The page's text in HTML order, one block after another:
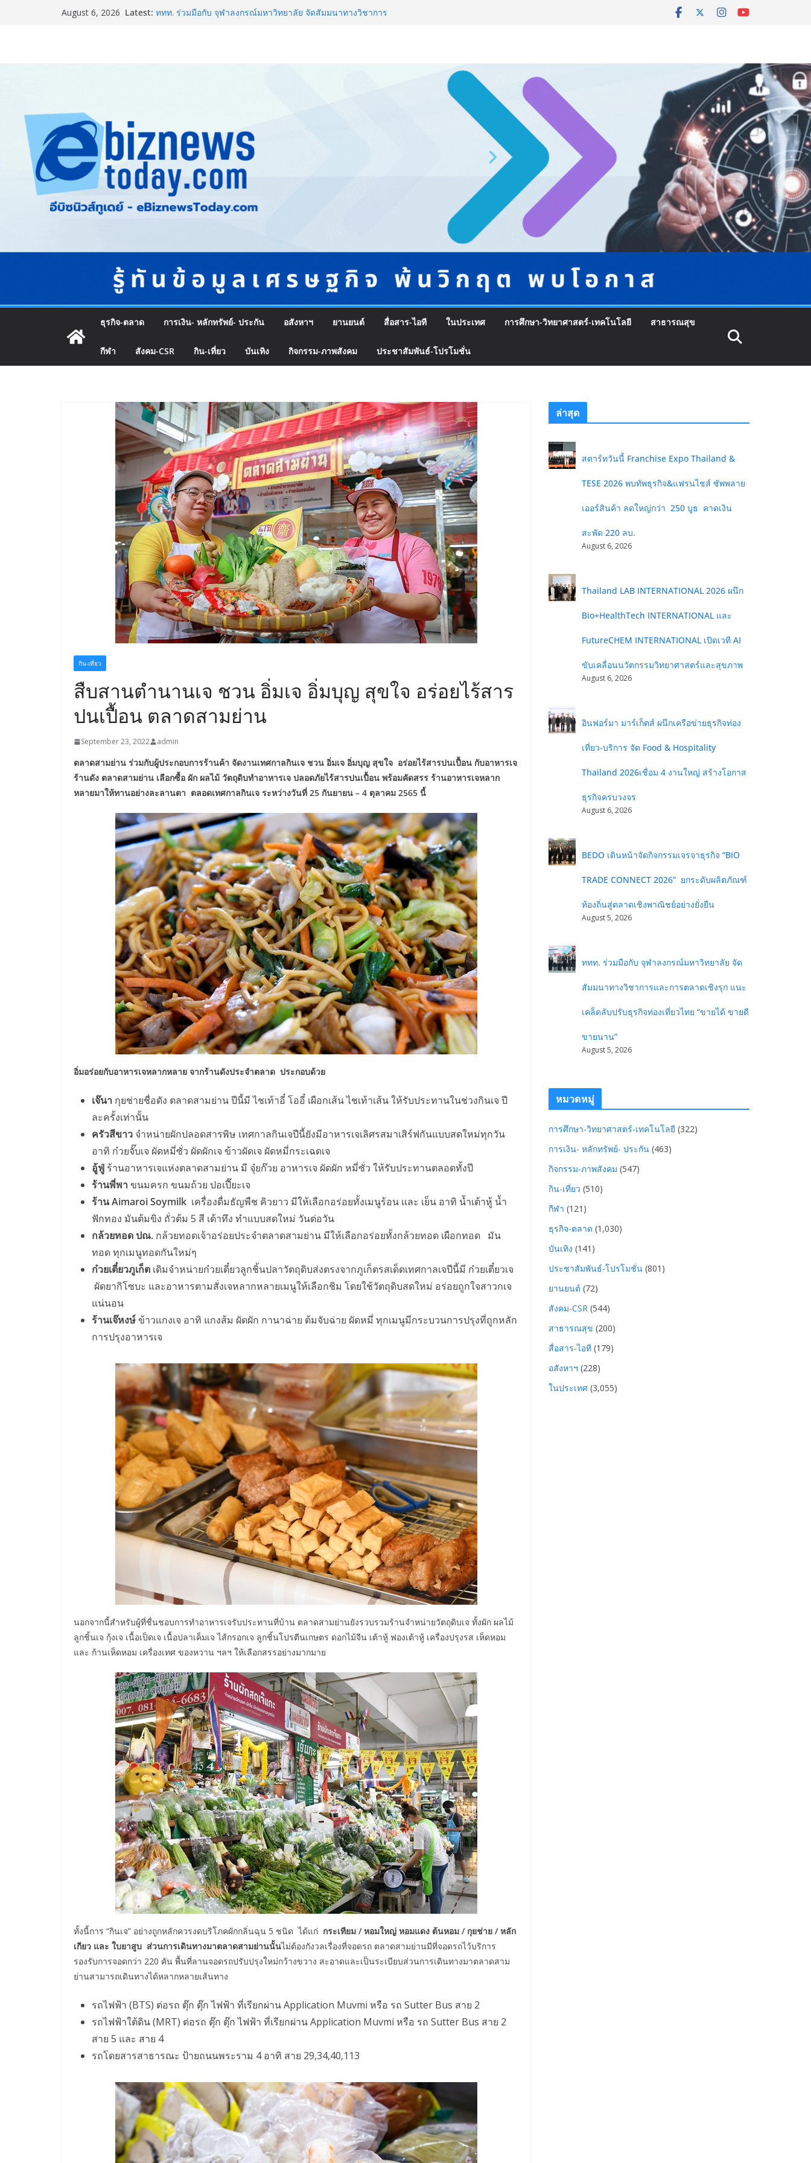
August 6, 2026 Latest: ททท. ร่วมมือกับ จุฬาลงกรณ์มหาวิทยาลัย จัดสัมมนาทางวิชาการ
& Hospitality Thailand 2026เชื่อม 4 งานใหญ่ สร้างโอกาสธุรกิจ
ครบวงจร
BEDO เดินหน้าจัดกิจกรรมเจรจาธุรกิจ “BIO TRADE CONNECT
2026” ยกระดับผลิตภัณฑ์ท้องถิ่นสู่ตลาดเชิงพาณิชย์อย่างยั่งยืน
ธุรกิจ-ตลาด การเงิน- หลักทรัพย์- ประกัน อสังหาฯ ยานยนต์ สื่อสาร-ไอที ในประเทศ การศึกษา-วิทยาศาสตร์-เทคโนโลยี สาธารณสุข
กีฬา สังคม-CSR กิน-เที่ยว บันเทิง กิจกรรม-ภาพสังคม ประชาสัมพันธ์-โปรโมชั่น
กิน-เที่ยว
สืบสานตำนานเจ ชวน อิ่มเจ อิ่มบุญ สุขใจ อร่อยไร้สาร
ปนเปื้อน ตลาดสามย่าน
September 23, 2022 admin
ตลาดสามย่าน ร่วมกับผู้ประกอบการร้านค้า จัดงานเทศกาลกินเจ ชวน อิ่มเจ อิ่มบุญ สุขใจ อร่อยไร้สารปนเปื้อน กับอาหารเจ
ร้านดัง ตลาดสามย่าน เลือกซื้อ ผัก ผลไม้ วัตถุดิบทำอาหารเจ ปลอดภัยไร้สารปนเปื้อน พร้อมคัดสรร ร้านอาหารเจหลาก
หลายมาให้ทานอย่างละลานตา ตลอดเทศกาลกินเจ ระหว่างวันที่ 25 กันยายน – 4 ตุลาคม 2565 นี้
อิ่มอร่อยกับอาหารเจหลากหลาย จากร้านดังประจำตลาด ประกอบด้วย
เจ๊นา กุยช่ายชื่อดัง ตลาดสามย่าน ปีนี้มี ไชเท้าอี๋ โออี๋ เผือกเส้น ไชเท้าเส้น ให้รับประทานในช่วงกินเจ ปี
ละครั้งเท่านั้น
ครัวสีขาว จำหน่ายผักปลอดสารพิษ เทศกาลกินเจปีนี้ยังมีอาหารเจเลิศรสมาเสิร์ฟกันแบบสดใหม่ทุกวัน
อาทิ ก๋วยจั๊บเจ ผัดหมี่ซั่ว ผัดผักเจ ข้าวผัดเจ ผัดหมี่กระเฉดเจ
อู้ฟู่ ร้านอาหารเจแห่งตลาดสามย่าน มี จุ๋ยก๊วย อาหารเจ ผัดผัก หมี่ซั่ว ให้รับประทานตลอดทั้งปี
ร้านพี่พา ขนมครก ขนมถ้วย ปอเปี๊ยะเจ
ร้านAimaroi Soymilk เครื่องดื่มธัญพืช คิวยาว มีให้เลือกอร่อยทั้งเมนูร้อน และ เย็น อาทิ น้ำเต้าหู้ น้ำ
ฟักทอง มันต้มขิง ถั่วต้ม 5 สี เต้าทึง ทำแบบสดใหม่ วันต่อวัน
กล้วยทอด ปณ. กล้วยทอดเจ้าอร่อยประจำตลาดสามย่าน มีให้เลือกอร่อยทั้งกล้วยทอด เผือกทอด มัน
ทอด ทุกเมนูทอดกันใหม่ๆ
ก๋วยเตี๋ยวภูเก็ต เดิมจำหน่ายก๋วยเตี๋ยวลูกชิ้นปลาวัตถุดิบส่งตรงจากภูเก็ตรสเด็ดเทศกาลเจปีนี้มี ก๋วยเตี๋ยวเจ
ผัดยากิโซบะ และอาหารตามสั่งเจหลากหลายเมนูให้เลือกชิม โดยใช้วัตถุดิบสดใหม่ อร่อยถูกใจสาวกเจ
แน่นอน
ร้านเจ๊หงษ์ข้าวแกงเจ อาทิ แกงส้ม ผัดผัก กานาฉ่าย ต้มจับฉ่าย ผัดหมี่ ทุกเมนูมีกระบวนการปรุงที่ถูกหลัก
การปรุงอาหารเจ
นอกจากนี้สำหรับผู้ที่ชื่นชอบการทำอาหารเจรับประทานที่บ้าน ตลาดสามย่านยังรวบรวมร้านจำหน่ายวัตถุดิบเจ ทั้งผัก ผลไม้
ลูกชิ้นเจ กุ้งเจ เนื้อเป็ดเจ เนื้อปลาเค็มเจ ไส้กรอกเจ ลูกชิ้นโปรตีนเกษตร ดอกไม้จีน เต้าหู้ ฟองเต้าหู้ เครื่องปรุงรส เห็ดหอม
และ ก้านเห็ดหอม เครื่องเทศ ของหวาน ฯลฯ ให้เลือกสรรอย่างมากมาย
ทั้งนี้การ “กินเจ” อย่างถูกหลักควรงดบริโภคผักกลิ่นฉุน 5 ชนิด ได้แก่ กระเทียม / หอมใหญ่ หอมแดง ต้นหอม / กุยช่าย / หลัก
เกียว และ ใบยาสูบ ส่วนการเดินทางมาตลาดสามย่านนั้นไม่ต้องกังวลเรื่องที่จอดรถ ตลาดสามย่านมีที่จอดรถไว้บริการ
รองรับการจอดกว่า 220 คัน พื้นที่ลานจอดรถปรับปรุงใหม่กว้างขวาง สะอาดและเป็นระเบียบส่วนการเดินทางมาตลาดสาม
ย่านสามารถเดินทางได้หลากหลายเส้นทาง
รถไฟฟ้า (BTS) ต่อรถ ตุ๊ก ตุ๊ก ไฟฟ้า ที่เรียกผ่าน Application Muvmi หรือ รถ Sutter Bus สาย 2
รถไฟฟ้าใต้ดิน (MRT) ต่อรถ ตุ๊ก ตุ๊ก ไฟฟ้า ที่เรียกผ่าน Application Muvmi หรือ รถ Sutter Bus สาย 2
สาย 5 และ สาย 4
รถโดยสารสาธารณะ ป้ายถนนพระราม 4 อาทิ สาย 29,34,40,113
ล่าสุด
สตาร์ทวันนี้ Franchise Expo Thailand &
TESE 2026 พบทัพธุรกิจ&แฟรนไชส์ ซัพพลาย
เออร์สินค้า ลดใหญ่กว่า 250 บูธ คาดเงิน
สะพัด 220 ลบ.
August 6, 2026
Thailand LAB INTERNATIONAL 2026 ผนึก
Bio+HealthTech INTERNATIONAL และ
FutureCHEM INTERNATIONAL เปิดเวที AI
ขับเคลื่อนนวัตกรรมวิทยาศาสตร์และสุขภาพ
August 6, 2026
อินฟอร์มา มาร์เก็ตส์ ผนึกเครือข่ายธุรกิจท่อง
เที่ยว-บริการ จัด Food & Hospitality
Thailand 2026เชื่อม 4 งานใหญ่ สร้างโอกาส
ธุรกิจครบวงจร
August 6, 2026
BEDO เดินหน้าจัดกิจกรรมเจรจาธุรกิจ “BIO
TRADE CONNECT 2026” ยกระดับผลิตภัณฑ์
ท้องถิ่นสู่ตลาดเชิงพาณิชย์อย่างยั่งยืน
August 5, 2026
ททท. ร่วมมือกับ จุฬาลงกรณ์มหาวิทยาลัย จัด
สัมมนาทางวิชาการและการตลาดเชิงรุก แนะ
เคล็ดลับปรับธุรกิจท่องเที่ยวไทย “ขายได้ ขายดี
ขายนาน”
August 5, 2026
หมวดหมู่
การศึกษา-วิทยาศาสตร์-เทคโนโลยี (322)
การเงิน- หลักทรัพย์- ประกัน (463)
กิจกรรม-ภาพสังคม (547)
กิน-เที่ยว (510)
กีฬา (121)
ธุรกิจ-ตลาด (1,030)
บันเทิง (141)
ประชาสัมพันธ์-โปรโมชั่น (801)
ยานยนต์ (72)
สังคม-CSR (544)
สาธารณสุข (200)
สื่อสาร-ไอที (179)
อสังหาฯ (228)
ในประเทศ (3,055)